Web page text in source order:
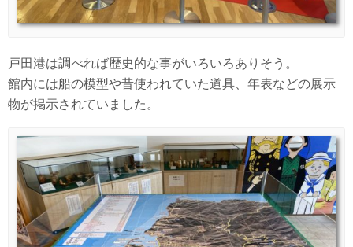
戸田港は調べれば歴史的な事がいろいろありそう。
館内には船の模型や昔使われていた道具、年表などの展示
物が掲示されていました。